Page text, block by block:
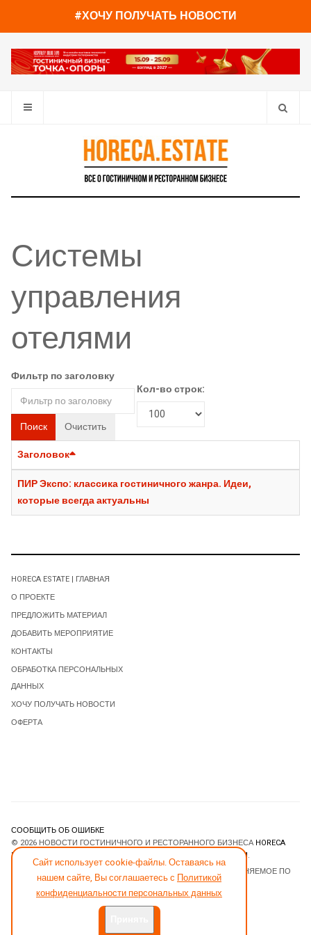
#ХОЧУ ПОЛУЧАТЬ НОВОСТИ
Системы
управления
отелями
Фильтр по заголовку
Поиск Очистить
Кол-во строк:
Заголовок
ПИР Экспо: классика гостиничного жанра. Идеи,
которые всегда актуальны
Сайт использует cookie-файлы. Оставаясь на
нашем сайте, Вы соглашаетесь с Политикой
конфиденциальности персональных данных
HORECA ESTATE | ГЛАВНАЯ
О ПРОЕКТЕ
ПРЕДЛОЖИТЬ МАТЕРИАЛ
ДОБАВИТЬ МЕРОПРИЯТИЕ
КОНТАКТЫ
ОБРАБОТКА ПЕРСОНАЛЬНЫХ
ДАННЫХ
ХОЧУ ПОЛУЧАТЬ НОВОСТИ
ОФЕРТА
СООБЩИТЬ ОБ ОШИБКЕ
© 2026 НОВОСТИ ГОСТИНИЧНОГО И РЕСТОРАННОГО БИЗНЕСА HORECA
ESTATE
JOOMLART.COM.
- ПРОГРАММНОЕ ОБЕСПЕЧЕНИЕ, РАСПРОСТРАНЯЕМОЕ ПО
ЛИЦЕНЗИИGNU GENERAL PUBLIC LICENSE